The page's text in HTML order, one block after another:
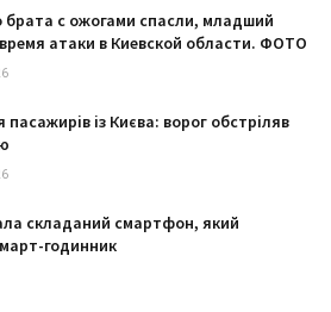
брата с ожогами спасли, младший
атаки в Киевской области. ФОТО
пасажирів із Києва: ворог обстріляв
складаний смартфон, який
годинник